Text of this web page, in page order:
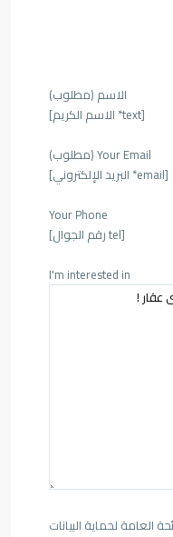
الاسم (مطلوب)
[text* الاسم الكريم]
Your Email (مطلوب)
[email* البريد الإلكتروني]
Your Phone
[tel رقم الجوال]
I'm interested in
العامة لحماية البيانات